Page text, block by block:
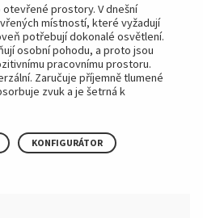
prostory. V dnešní
místností, které vyžadují
potřebují dokonalé osvětlení.
osobní pohodu, a proto jsou
pracovnímu prostoru.
Zaručuje příjemně tlumené
zvuk a je šetrná k
KONFIGURÁTOR